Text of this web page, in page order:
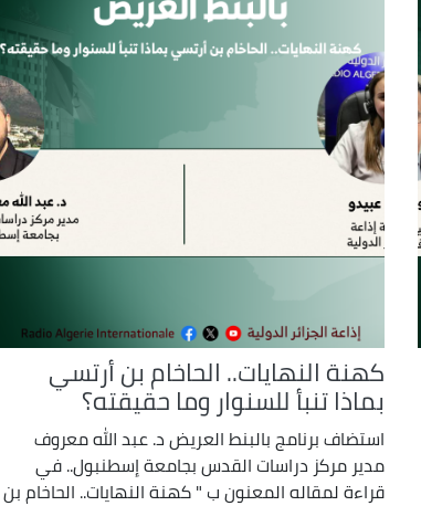
كهنة النهايات.. الحاخام بن أرتسي
بماذا تنبأ للسنوار وما حقيقته؟
استضاف برنامج بالبنط العريض د. عبد الله معروف
مدير مركز دراسات القدس بجامعة إسطنبول.. في
قراءة لمقاله المعنون ب " كهنة النهايات.. الحاخام بن